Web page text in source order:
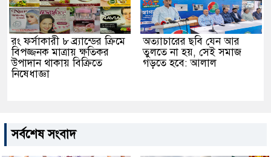
রং ফর্সাকারী ৮ ব্র্যান্ডের ক্রিমে
বিপজ্জনক মাত্রায় ক্ষতিকর
উপাদান থাকায় বিক্রিতে
নিষেধাজ্ঞা
অত্যাচারের ছবি যেন আর
তুলতে না হয়, সেই সমাজ
গড়তে হবে: আলাল
সর্বশেষ সংবাদ